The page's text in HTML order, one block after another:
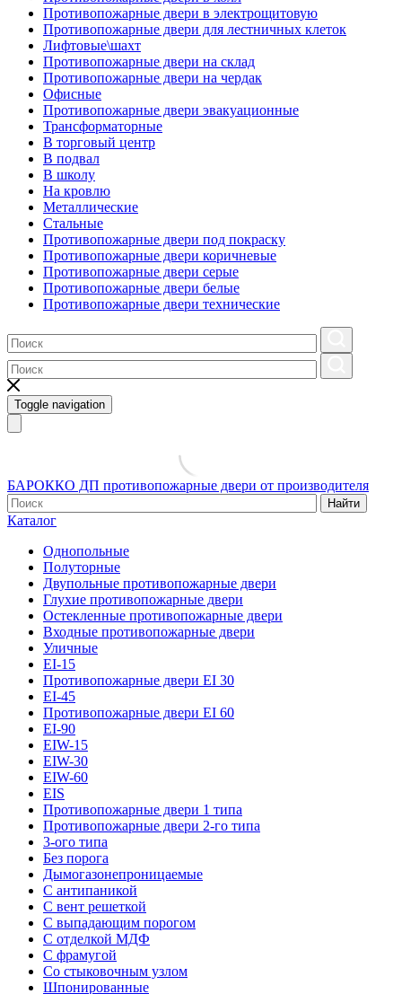
Противопожарные двери в электрощитовую
Противопожарные двери для лестничных клеток
Лифтовые\шахт
Противопожарные двери на склад
Противопожарные двери на чердак
Офисные
Противопожарные двери эвакуационные
Трансформаторные
В торговый центр
В подвал
В школу
На кровлю
Металлические
Стальные
Противопожарные двери под покраску
Противопожарные двери коричневые
Противопожарные двери серые
Противопожарные двери белые
Противопожарные двери технические
Toggle navigation
БАРОККО ДП противопожарные двери от производителя
Найти
Каталог
Однопольные
Полуторные
Двупольные противопожарные двери
Глухие противопожарные двери
Остекленные противопожарные двери
Входные противопожарные двери
Уличные
EI-15
Противопожарные двери EI 30
EI-45
Противопожарные двери EI 60
EI-90
EIW-15
EIW-30
EIW-60
EIS
Противопожарные двери 1 типа
Противопожарные двери 2-го типа
3-ого типа
Без порога
Дымогазонепроницаемые
С антипаникой
С вент решеткой
С выпадающим порогом
С отделкой МДФ
С фрамугой
Со стыковочным узлом
Шпонированные